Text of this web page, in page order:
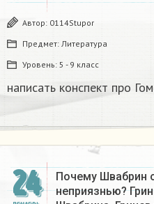
Автор: 0114Stupor
Предмет: Литература
Уровень: 5 - 9 класс
написать конспект про
24
Почему Швабрин
неприязнью?